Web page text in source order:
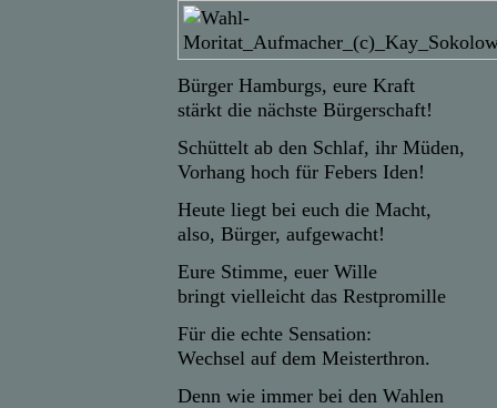
Bürger Hamburgs, eure Kraft
stärkt die nächste Bürgerschaft!
Schüttelt ab den Schlaf, ihr Müden,
Vorhang hoch für Febers Iden!
Heute liegt bei euch die Macht,
also, Bürger, aufgewacht!
Eure Stimme, euer Wille
bringt vielleicht das Restpromille
Für die echte Sensation:
Wechsel auf dem Meisterthron.
Denn wie immer bei den Wahlen